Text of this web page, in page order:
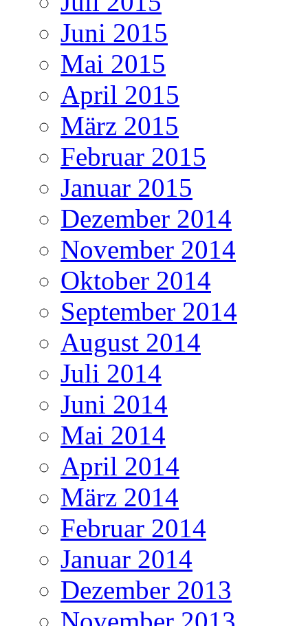
Juni 2015
Mai 2015
April 2015
März 2015
Februar 2015
Januar 2015
Dezember 2014
November 2014
Oktober 2014
September 2014
August 2014
Juli 2014
Juni 2014
Mai 2014
April 2014
März 2014
Februar 2014
Januar 2014
Dezember 2013